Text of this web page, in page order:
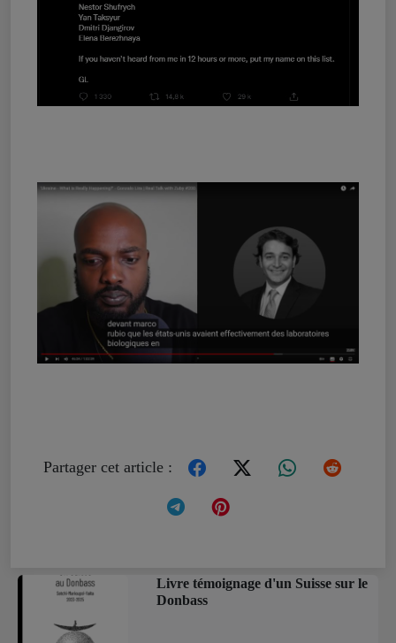
Partager cet article :
Livre témoignage d'un Suisse sur le
Donbass